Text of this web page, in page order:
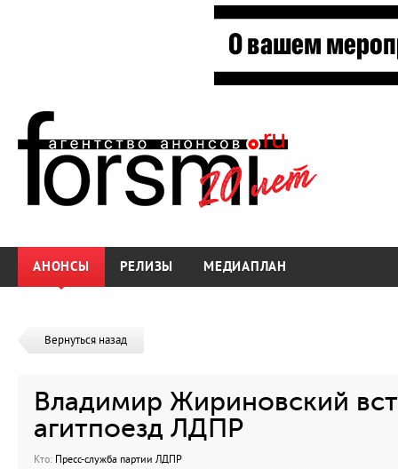
АНОНСЫ РЕЛИЗЫ МЕДИАПЛАН
Вернуться назад
Владимир Жириновский
агитпоезд ЛДПР
Кто: Пресс-служба партии ЛДПР